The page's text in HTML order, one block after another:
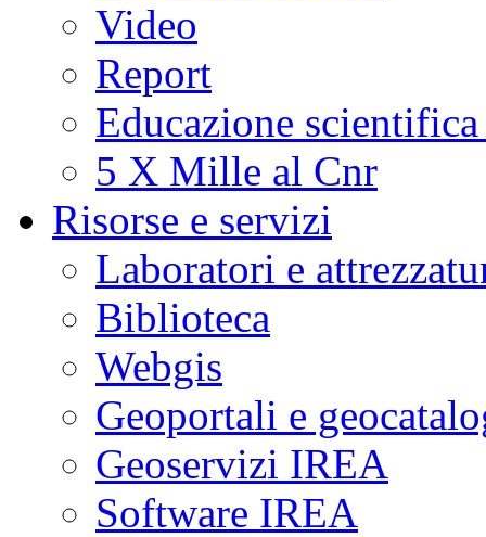
Video
Report
Educazione
5 X Mille al Cnr
Risorse e servizi
Laboratori e
Biblioteca
Webgis
Geoportali e
Geoservizi IREA
Software IREA